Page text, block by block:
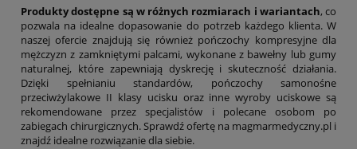
Produkty dostępne są w różnych rozmiarach i wariantach, co
pozwala na idealne dopasowanie do potrzeb każdego klienta. W
naszej ofercie znajdują się również pończochy kompresyjne dla
mężczyzn z zamkniętymi palcami, wykonane z bawełny lub gumy
naturalnej, które zapewniają dyskrecję i skuteczność działania.
Dzięki spełnianiu standardów, pończochy samonośne
przeciwżylakowe II klasy ucisku oraz inne wyroby uciskowe są
rekomendowane przez specjalistów i polecane osobom po
zabiegach chirurgicznych. Sprawdź ofertę na magmarmedyczny.pl i
znajdź idealne rozwiązanie dla siebie.